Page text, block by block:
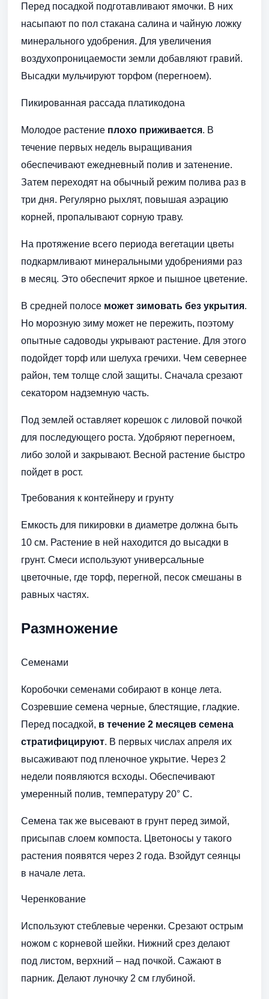
Перед посадкой подготавливают ямочки. В них
насыпают по пол стакана салина и чайную ложку
минерального удобрения. Для увеличения
воздухопроницаемости земли добавляют гравий.
Высадки мульчируют торфом (перегноем).
Пикированная рассада платикодона
Молодое растение плохо приживается. В
течение первых недель выращивания
обеспечивают ежедневный полив и затенение.
Затем переходят на обычный режим полива раз в
три дня. Регулярно рыхлят, повышая аэрацию
корней, пропалывают сорную траву.
На протяжение всего периода вегетации цветы
подкармливают минеральными удобрениями раз
в месяц. Это обеспечит яркое и пышное цветение.
В средней полосе может зимовать без укрытия.
Но морозную зиму может не пережить, поэтому
опытные садоводы укрывают растение. Для этого
подойдет торф или шелуха гречихи. Чем севернее
район, тем толще слой защиты. Сначала срезают
секатором надземную часть.
Под землей оставляет корешок с лиловой почкой
для последующего роста. Удобряют перегноем,
либо золой и закрывают. Весной растение быстро
пойдет в рост.
Требования к контейнеру и грунту
Емкость для пикировки в диаметре должна быть
10 см. Растение в ней находится до высадки в
грунт. Смеси используют универсальные
цветочные, где торф, перегной, песок смешаны в
равных частях.
Размножение
Семенами
Коробочки семенами собирают в конце лета.
Созревшие семена черные, блестящие, гладкие.
Перед посадкой, в течение 2 месяцев семена
стратифицируют. В первых числах апреля их
высаживают под пленочное укрытие. Через 2
недели появляются всходы. Обеспечивают
умеренный полив, температуру 20° С.
Семена так же высевают в грунт перед зимой,
присыпав слоем компоста. Цветоносы у такого
растения появятся через 2 года. Взойдут сеянцы
в начале лета.
Черенкование
Используют стеблевые черенки. Срезают острым
ножом с корневой шейки. Нижний срез делают
под листом, верхний – над почкой. Сажают в
парник. Делают луночку 2 см глубиной.